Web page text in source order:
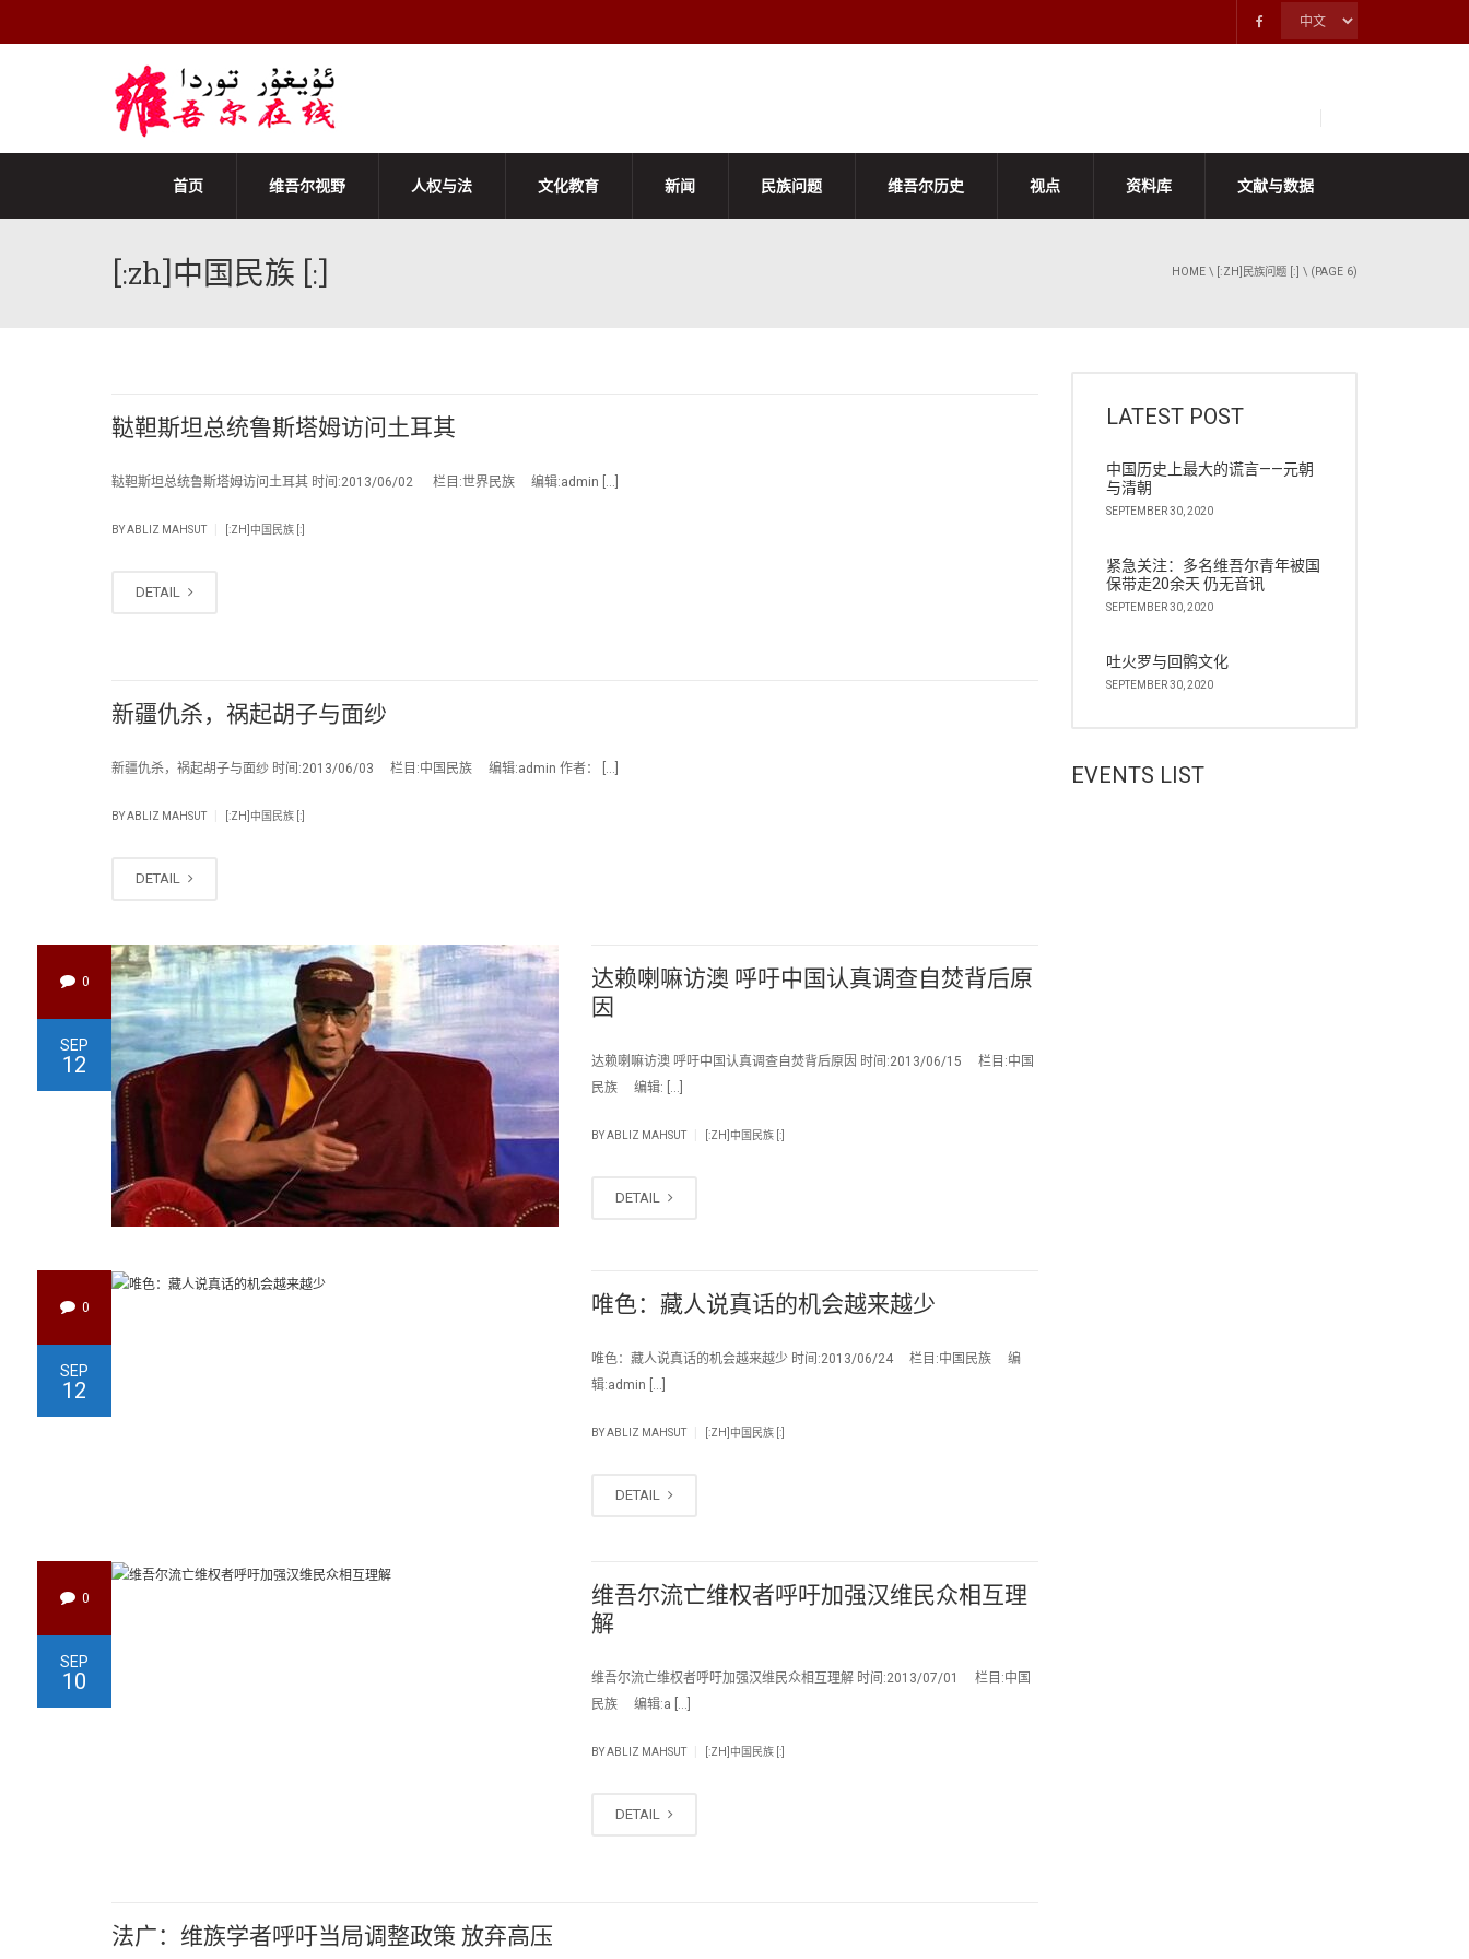
首页 维吾尔视野 人权与法 文化教育 新闻 民族问题 维吾尔历史 视点 资料库 文献与数据
[:zh]中国民族 [:] HOME \ [:ZH]民族问题 [:] \ (PAGE 6)
鞑靼斯坦总统鲁斯塔姆访问土耳其
鞑靼斯坦总统鲁斯塔姆访问土耳其 时间:2013/06/02 栏目:世界民族 编辑:admin […]
BYABLIZ MAHSUT [:ZH]中国民族 [:]
DETAIL
新疆仇杀，祸起胡子与面纱
新疆仇杀，祸起胡子与面纱 时间:2013/06/03 栏目:中国民族 编辑:admin 作者： […]
BYABLIZ MAHSUT [:ZH]中国民族 [:]
DETAIL
0
SEP
12
达赖喇嘛访澳 呼吁中国认真调查自焚背后原
因
达赖喇嘛访澳 呼吁中国认真调查自焚背后原因 时间:2013/06/15 栏目:中国
民族 编辑: […]
BYABLIZ MAHSUT [:ZH]中国民族 [:]
DETAIL
0
SEP
12
唯色：藏人说真话的机会越来越少
唯色：藏人说真话的机会越来越少 时间:2013/06/24 栏目:中国民族 编
辑:admin […]
BYABLIZ MAHSUT [:ZH]中国民族 [:]
DETAIL
0
SEP
10
维吾尔流亡维权者呼吁加强汉维民众相互理
解
维吾尔流亡维权者呼吁加强汉维民众相互理解 时间:2013/07/01 栏目:中国
民族 编辑:a […]
BYABLIZ MAHSUT [:ZH]中国民族 [:]
DETAIL
法广：维族学者呼吁当局调整政策 放弃高压
LATEST POST
中国历史上最大的谎言——元朝
与清朝
SEPTEMBER 30, 2020
紧急关注：多名维吾尔青年被国
保带走20余天 仍无音讯
SEPTEMBER 30, 2020
吐火罗与回鹘文化
SEPTEMBER 30, 2020
EVENTS LIST